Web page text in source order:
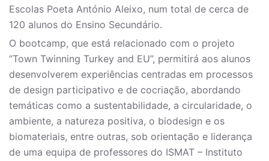
Escolas Poeta António Aleixo, num total de cerca de
120 alunos do Ensino Secundário.
O bootcamp, que está relacionado com o projeto
“Town Twinning Turkey and EU”, permitirá aos alunos
desenvolverem experiências centradas em processos
de design participativo e de cocriação, abordando
temáticas como a sustentabilidade, a circularidade, o
ambiente, a natureza positiva, o biodesign e os
biomateriais, entre outras, sob orientação e liderança
de uma equipa de professores do ISMAT – Instituto